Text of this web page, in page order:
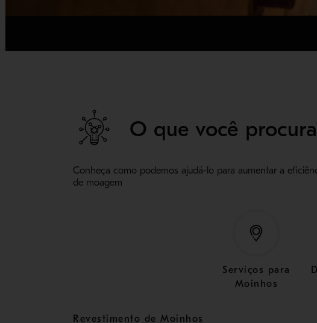
O que você
Conheça como podemos ajudá-lo para aumentar a
de moagem
Serviços para
Moinhos
Revestimento de Moinhos